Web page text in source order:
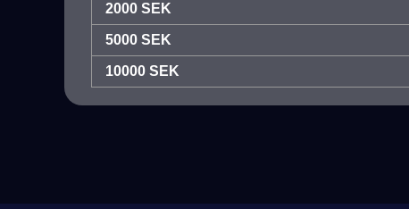
2000 SEK
5000 SEK
10000 SEK